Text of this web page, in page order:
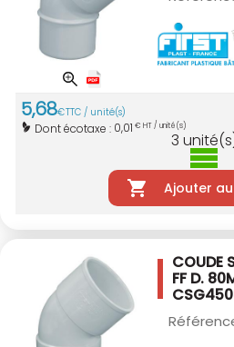
5,68€TTC / unité(s)
Dont écotaxe : 0,01 € HT / unité(s)
3
Ajouter
COUDE
FF D.